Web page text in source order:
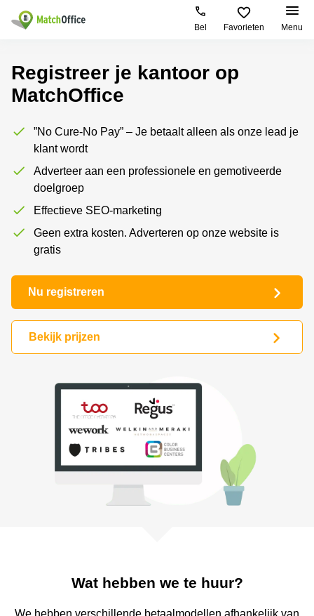
Bel Favorieten Menu
Productpagina's
Business
Flexplekken
Coworking
Vergaderruimten
Kantoor
Populaire
Steden
Alkmaar
Oost
Amsterdam
Westpoort
Bergen
Zoom
Hilversum
Populaire
zoekopdrachten
Kantoorruimte
in Breda
Kantoor
huren
op
Kantoor
huren
Kantoor
huren
Bodegraven-
Reeuwijk
Business
Arnhem
Amsterdam
Business
Coworking
Help
Over ons
Voeg je kantoorruimte toe
Log in
Registreer je kantoor op
MatchOffice
”No Cure-No Pay” – Je betaalt alleen als onze lead je
klant wordt
Adverteer aan een professionele en gemotiveerde
doelgroep
Effectieve SEO-marketing
Geen extra kosten. Adverteren op onze website is
gratis
Nu registreren
Bekijk prijzen
Wat hebben we te huur?